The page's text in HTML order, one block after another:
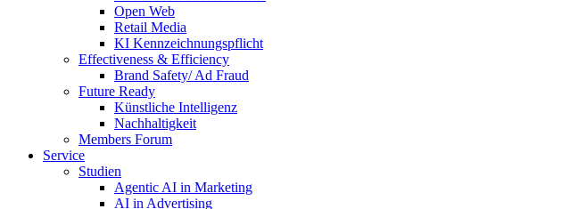
Open Web
Retail Media
KI Kennzeichnungspflicht
Effectiveness & Efficiency
Brand Safety/ Ad Fraud
Future Ready
Künstliche Intelligenz
Nachhaltigkeit
Members Forum
Service
Studien
Agentic AI in Marketing
AI in Advertising